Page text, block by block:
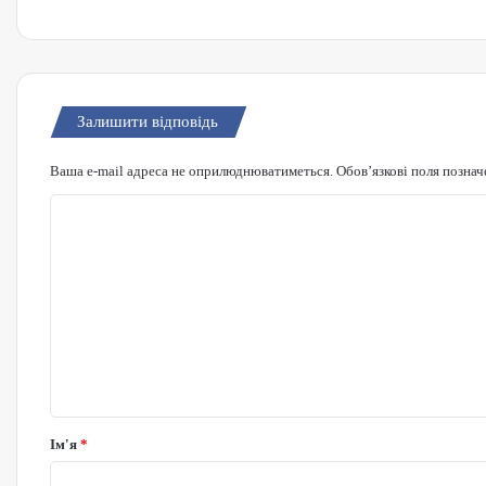
Залишити відповідь
Ваша e-mail адреса не оприлюднюватиметься. Обов’язкові поля
Ім'я *